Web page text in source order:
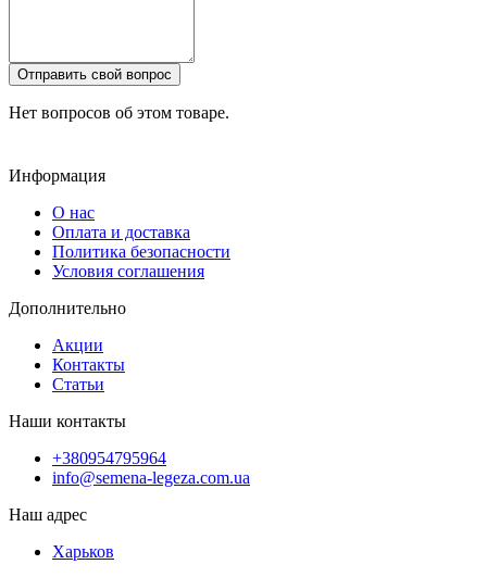
Отправить свой вопрос
Нет вопросов об этом товаре.
Информация
О нас
Оплата и доставка
Политика безопасности
Условия соглашения
Дополнительно
Акции
Контакты
Статьи
Наши контакты
+380954795964
info@semena-legeza.com.ua
Наш адрес
Харьков